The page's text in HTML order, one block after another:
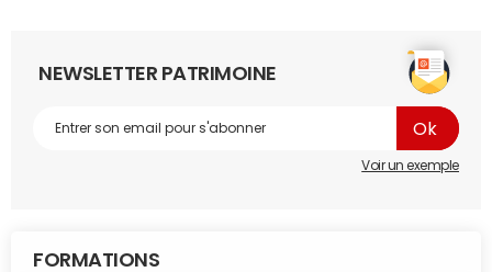
NEWSLETTER PATRIMOINE
Voir un exemple
FORMATIONS